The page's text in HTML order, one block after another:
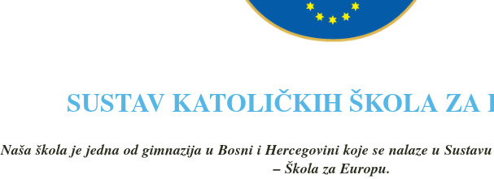
SUSTAV KATOLIČKIH ŠKOLA ZA
Naša škola je jedna od gimnazija u Bosni i Hercegovini koje se nalaze u
– Škola za Europu.